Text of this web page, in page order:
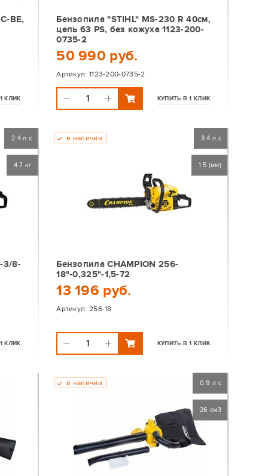
BE,
КЛИК
Бензопила "STIHL" MS-230 R 40см,
цепь 63 PS, без кожуха 1123-200-
0735-2
50 990 руб.
Артикул: 1123-200-0735-2
КУПИТЬ В 1 КЛИК
3/8-
КЛИК
2.4 л.с
4.7 кг
Бензопила CHAMPION 256-
18"-0,325"-1,5-72
13 196 руб.
Артикул: 256-18
в наличии
КУПИТЬ В 1 КЛИК
3.4 л.с
1.5 (мм)
в наличии 0.9 л.с
26 см3